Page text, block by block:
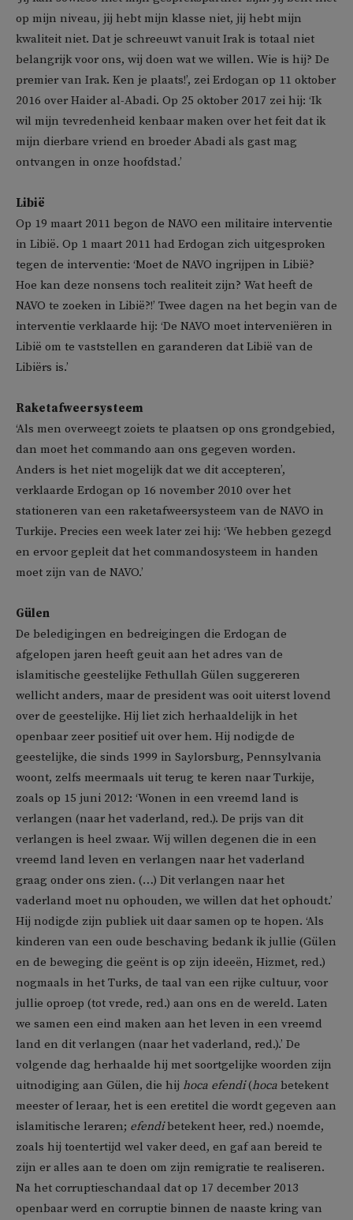
op mijn niveau, jij hebt mijn klasse niet, jij hebt mijn
kwaliteit niet. Dat je schreeuwt vanuit Irak is totaal niet
belangrijk voor ons, wij doen wat we willen. Wie is hij? De
premier van Irak. Ken je plaats!’, zei Erdogan op 11 oktober
2016 over Haider al-Abadi. Op 25 oktober 2017 zei hij: ‘Ik
wil mijn tevredenheid kenbaar maken over het feit dat ik
mijn dierbare vriend en broeder Abadi als gast mag
ontvangen in onze hoofdstad.’
Libië
Op 19 maart 2011 begon de NAVO een militaire interventie
in Libië. Op 1 maart 2011 had Erdogan zich uitgesproken
tegen de interventie: ‘Moet de NAVO ingrijpen in Libië?
Hoe kan deze nonsens toch realiteit zijn? Wat heeft de
NAVO te zoeken in Libië?!’ Twee dagen na het begin van de
interventie verklaarde hij: ‘De NAVO moet interveniëren in
Libië om te vaststellen en garanderen dat Libië van de
Libiërs is.’
Raketafweersysteem
‘Als men overweegt zoiets te plaatsen op ons grondgebied,
dan moet het commando aan ons gegeven worden.
Anders is het niet mogelijk dat we dit accepteren’,
verklaarde Erdogan op 16 november 2010 over het
stationeren van een raketafweersysteem van de NAVO in
Turkije. Precies een week later zei hij: ‘We hebben gezegd
en ervoor gepleit dat het commandosysteem in handen
moet zijn van de NAVO.’
Gülen
De beledigingen en bedreigingen die Erdogan de
afgelopen jaren heeft geuit aan het adres van de
islamitische geestelijke Fethullah Gülen suggereren
wellicht anders, maar de president was ooit uiterst lovend
over de geestelijke. Hij liet zich herhaaldelijk in het
openbaar zeer positief uit over hem. Hij nodigde de
geestelijke, die sinds 1999 in Saylorsburg, Pennsylvania
woont, zelfs meermaals uit terug te keren naar Turkije,
zoals op 15 juni 2012: ‘Wonen in een vreemd land is
verlangen (naar het vaderland, red.). De prijs van dit
verlangen is heel zwaar. Wij willen degenen die in een
vreemd land leven en verlangen naar het vaderland
graag onder ons zien. (…) Dit verlangen naar het
vaderland moet nu ophouden, we willen dat het ophoudt.’
Hij nodigde zijn publiek uit daar samen op te hopen. ‘Als
kinderen van een oude beschaving bedank ik jullie (Gülen
en de beweging die geënt is op zijn ideeën, Hizmet, red.)
nogmaals in het Turks, de taal van een rijke cultuur, voor
jullie oproep (tot vrede, red.) aan ons en de wereld. Laten
we samen een eind maken aan het leven in een vreemd
land en dit verlangen (naar het vaderland, red.).’ De
volgende dag herhaalde hij met soortgelijke woorden zijn
uitnodiging aan Gülen, die hij hoca efendi(hoca betekent
meester of leraar, het is een eretitel die wordt gegeven aan
islamitische leraren; efendibetekent heer, red.) noemde,
zoals hij toentertijd wel vaker deed, en gaf aan bereid te
zijn er alles aan te doen om zijn remigratie te realiseren.
Na het corruptieschandaal dat op 17 december 2013
openbaar werd en corruptie binnen de naaste kring van